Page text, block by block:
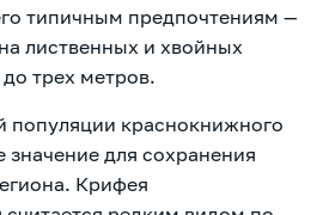
типичным предпочтениям —
лиственных и хвойных
трех метров.
популяции краснокнижного
для сохранения
Крифея